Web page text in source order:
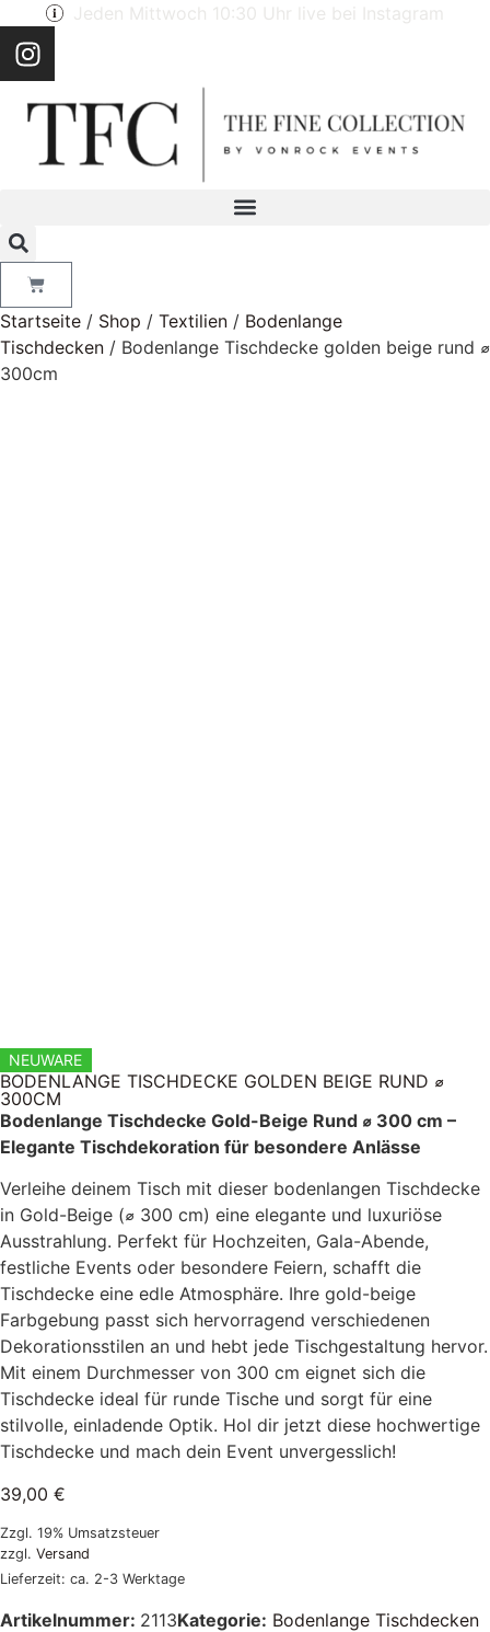
Jeden Mittwoch 10:30 Uhr live bei Instagram
Startseite / Shop / Textilien / Bodenlange
Tischdecken / Bodenlange Tischdecke golden beige rund ⌀
300cm
NEUWARE
BODENLANGE TISCHDECKE GOLDEN BEIGE RUND ⌀
300CM
Bodenlange Tischdecke Gold-Beige Rund ⌀ 300 cm –
Elegante Tischdekoration für besondere Anlässe
Verleihe deinem Tisch mit dieser bodenlangen Tischdecke
in Gold-Beige (⌀ 300 cm) eine elegante und luxuriöse
Ausstrahlung. Perfekt für Hochzeiten, Gala-Abende,
festliche Events oder besondere Feiern, schafft die
Tischdecke eine edle Atmosphäre. Ihre gold-beige
Farbgebung passt sich hervorragend verschiedenen
Dekorationsstilen an und hebt jede Tischgestaltung hervor.
Mit einem Durchmesser von 300 cm eignet sich die
Tischdecke ideal für runde Tische und sorgt für eine
stilvolle, einladende Optik. Hol dir jetzt diese hochwertige
Tischdecke und mach dein Event unvergesslich!
39,00 €
Zzgl. 19% Umsatzsteuer
zzgl. Versand
Lieferzeit: ca. 2-3 Werktage
Artikelnummer: 2113Kategorie: Bodenlange Tischdecken